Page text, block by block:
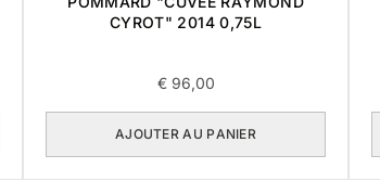
CYROT" 2014 0,75L
€96,00
AJOUTER AU PANIER